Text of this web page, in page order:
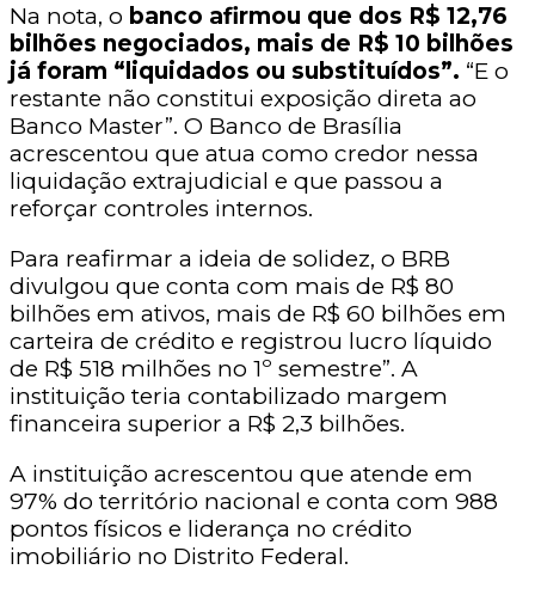
Na nota, o banco afirmou que dos R$ 12,76
bilhões negociados, mais de R$ 10 bilhões
já foram “liquidados ou substituídos”. “E o
restante não constitui exposição direta ao
Banco Master”. O Banco de Brasília
acrescentou que atua como credor nessa
liquidação extrajudicial e que passou a
reforçar controles internos.
Para reafirmar a ideia de solidez, o BRB
divulgou que conta com mais de R$ 80
bilhões em ativos, mais de R$ 60 bilhões em
carteira de crédito e registrou lucro líquido
de R$ 518 milhões no 1º semestre”. A
instituição teria contabilizado margem
financeira superior a R$ 2,3 bilhões.
A instituição acrescentou que atende em
97% do território nacional e conta com 988
pontos físicos e liderança no crédito
imobiliário no Distrito Federal.